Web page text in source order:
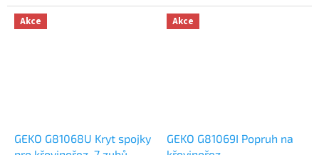
Akce
GEKO G81068U Kryt spojky
Akce
GEKO G81069I Popruh na